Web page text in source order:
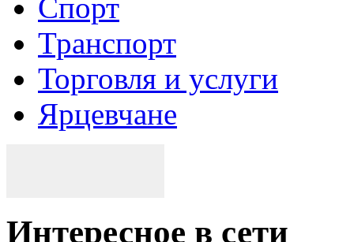
Спорт
Транспорт
Торговля и услуги
Ярцевчане
Интересное в сети